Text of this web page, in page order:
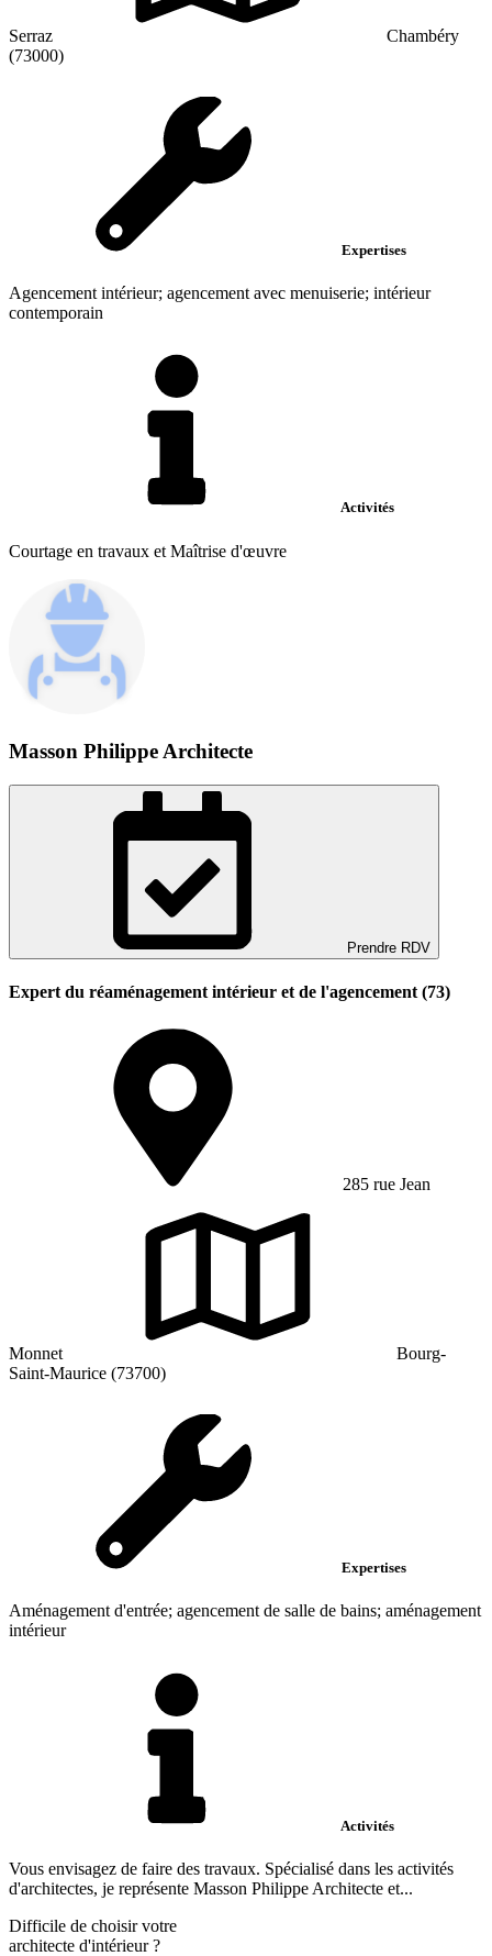
Serraz
Chambéry
(73000)
Expertises
Agencement intérieur; agencement avec menuiserie; intérieur
contemporain
Activités
Courtage en travaux et Maîtrise d'œuvre
Masson Philippe Architecte
Prendre RDV
Expert du réaménagement intérieur et de l'agencement (73)
285 rue Jean
Monnet
Bourg-
Saint-Maurice (73700)
Expertises
Aménagement d'entrée; agencement de salle de bains; aménagement
intérieur
Activités
Vous envisagez de faire des travaux. Spécialisé dans les activités
d'architectes, je représente Masson Philippe Architecte et...
Difficile de choisir votre
architecte d'intérieur?